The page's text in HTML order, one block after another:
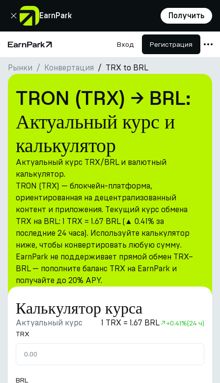
EarnPark Получить
Закрыть
Главная страница Вход Регистрация
Продукты
Рынки
Калькуляторы
Токен PARK
Ресурсы
Компания
Рынки Конвертация TRX to BRL
TRON (TRX) → BRL:
Актуальный курс и
калькулятор
Актуальный курс TRX/BRL и валютный
калькулятор.
TRON (TRX) — блокчейн-платформа,
ориентированная на децентрализованный
контент и приложения. Текущий курс обмена
TRX на BRL: 1 TRX = 1.67 BRL (▲ 0.41% за
последние 24 часа). Используйте калькулятор
ниже, чтобы конвертировать любую сумму.
EarnPark не поддерживает прямой обмен TRX–
BRL — пополните баланс TRX на EarnPark и
получайте до 20% APY.
Калькулятор курса
Актуальный курс 1 TRX = 1.67 BRL +0.41%(24 ч)
TRX
BRL